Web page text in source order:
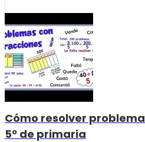
Cómo resolver
5º de primaria